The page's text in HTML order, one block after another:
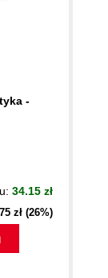
-
34.15 zł
zł (26%)